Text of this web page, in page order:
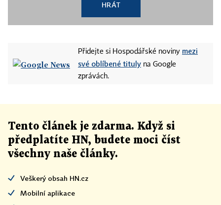
HRÁT
Přidejte si Hospodářské noviny mezi
své oblíbené tituly na Google
zprávách.
Tento článek je zdarma. Když si
předplatíte HN, budete moci číst
všechny naše články.
Veškerý obsah HN.cz
Mobilní aplikace